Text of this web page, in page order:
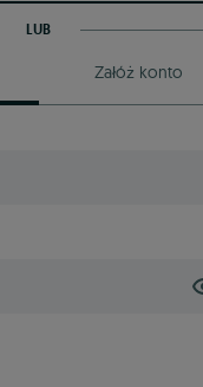
LUB
Załóż konto